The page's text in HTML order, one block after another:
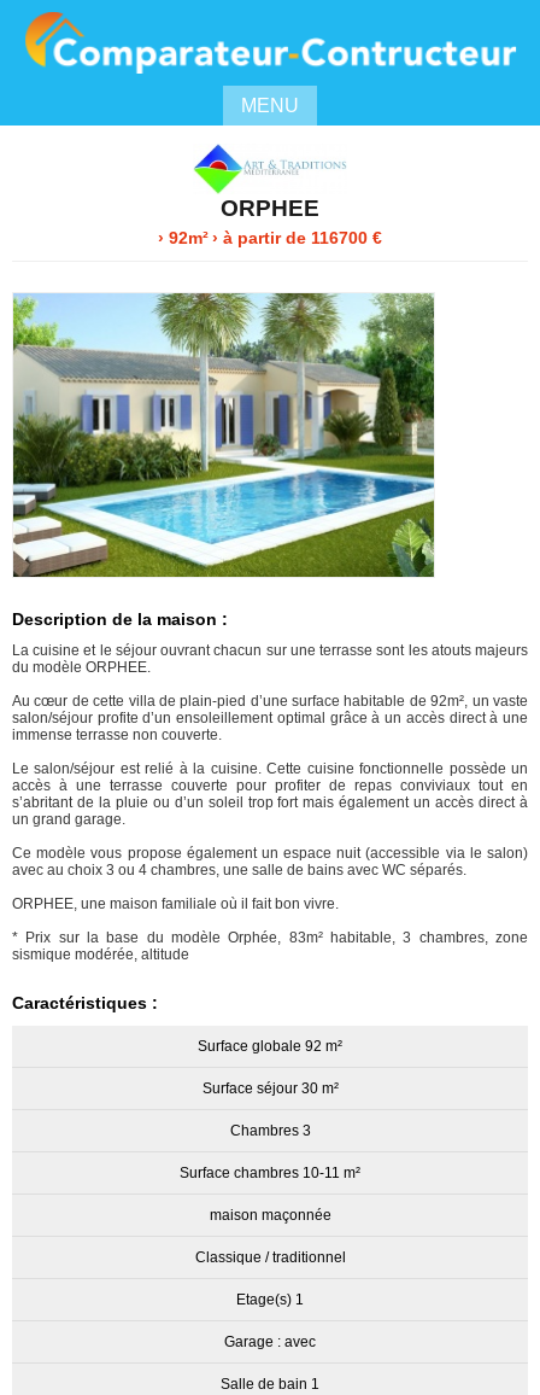
MENU
ORPHEE
› 92m²› à partir de 116700 €
Description de la maison :
La cuisine et le séjour ouvrant chacun sur une terrasse sont les atouts majeurs
du modèle ORPHEE.
Au cœur de cette villa de plain-pied d’une surface habitable de 92m², un vaste
salon/séjour profite d’un ensoleillement optimal grâce à un accès direct à une
immense terrasse non couverte.
Le salon/séjour est relié à la cuisine. Cette cuisine fonctionnelle possède un
accès à une terrasse couverte pour profiter de repas conviviaux tout en
s’abritant de la pluie ou d’un soleil trop fort mais également un accès direct à
un grand garage.
Ce modèle vous propose également un espace nuit (accessible via le salon)
avec au choix 3 ou 4 chambres, une salle de bains avec WC séparés.
ORPHEE, une maison familiale où il fait bon vivre.
* Prix sur la base du modèle Orphée, 83m² habitable, 3 chambres, zone
sismique modérée, altitude
Caractéristiques :
Surface globale 92 m²
Surface séjour 30 m²
Chambres 3
Surface chambres 10-11 m²
maison maçonnée
Classique / traditionnel
Etage(s) 1
Garage : avec
Salle de bain 1